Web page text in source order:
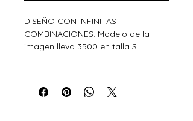
DISEÑO CON INFINITAS
COMBINACIONES. Modelo de la
imagen lleva 3500 en talla S.